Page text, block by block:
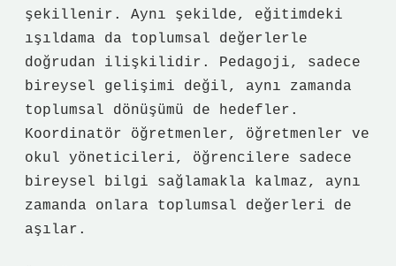
şekillenir. Aynı şekilde, eğitimdeki
ışıldama da toplumsal değerlerle
doğrudan ilişkilidir. Pedagoji, sadece
bireysel gelişimi değil, aynı zamanda
toplumsal dönüşümü de hedefler.
Koordinatör öğretmenler, öğretmenler ve
okul yöneticileri, öğrencilere sadece
bireysel bilgi sağlamakla kalmaz, aynı
zamanda onlara toplumsal değerleri de
aşılar.